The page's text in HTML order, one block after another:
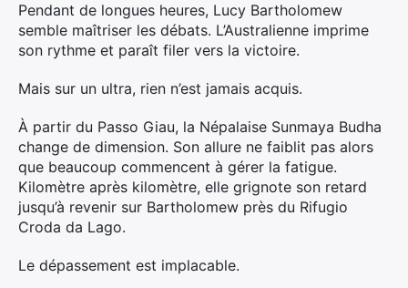
Pendant de longues heures, Lucy Bartholomew
semble maîtriser les débats. L’Australienne imprime
son rythme et paraît filer vers la victoire.
Mais sur un ultra, rien n’est jamais acquis.
À partir du Passo Giau, la Népalaise Sunmaya Budha
change de dimension. Son allure ne faiblit pas alors
que beaucoup commencent à gérer la fatigue.
Kilomètre après kilomètre, elle grignote son retard
jusqu’à revenir sur Bartholomew près du Rifugio
Croda da Lago.
Le dépassement est implacable.
Rechercher
: